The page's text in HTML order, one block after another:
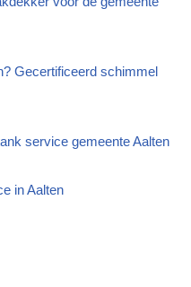
Gecertificeerd schimmel
service gemeente Aalten
in Aalten